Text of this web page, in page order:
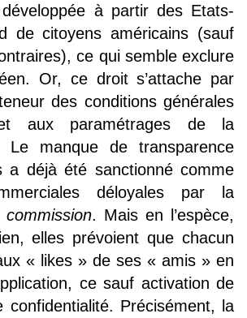
à partir des Etats-
de citoyens américains (sauf
ce qui semble exclure
Or, ce droit s’attache par
des conditions générales
aux paramétrages de la
Le manque de transparence
a déjà été sanctionné comme
déloyales par la
. Mais en l’espèce,
elles prévoient que chacun
« likes » de ses « amis » en
ce sauf activation de
confidentialité. Précisément, la